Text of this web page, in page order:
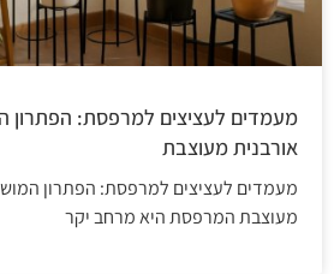
מעמדים לעציצים למרפסת: הפתרון
אורבנית מעוצבת
מעמדים לעציצים למרפסת: הפתרון
מעוצבת המרפסת היא מרחב יקר